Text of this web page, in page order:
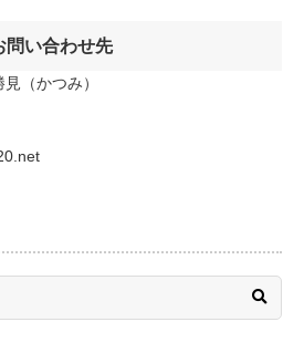
問い合わせ先
（かつみ）